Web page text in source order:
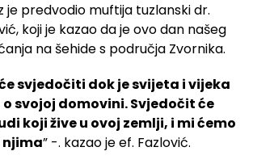
je predvodio muftija tuzlanski dr.
koji je kazao da je ovo dan našeg
na šehide s područja Zvornika.
svjedočiti dok je svijeta i vijeka
o svojoj domovini. Svjedočit će
koji žive u ovoj zemlji, i mi ćemo
njima” -. kazao je ef. Fazlović.